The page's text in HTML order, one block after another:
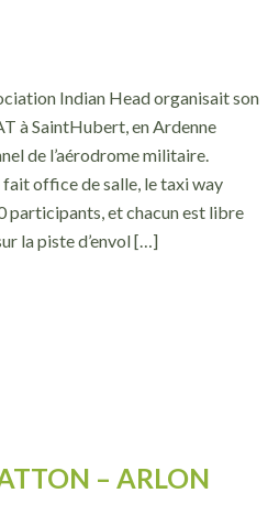
Indian Head organisait son
à SaintHubert, en Ardenne
de l’aérodrome militaire.
fait office de salle, le taxi way
participants, et chacun est libre
la piste d’envol […]
– ARLON